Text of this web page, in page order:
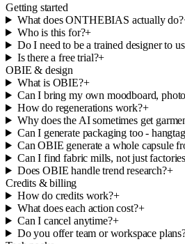
Getting started
What does ONTHEBIAS actually do?
Who is this for?+
Do I need to be a trained designer to
Is there a free trial?+
OBIE & design
What is OBIE?+
Can I bring my own moodboard,
How do regenerations work?+
Why does the AI sometimes get
Can I generate packaging too -
Can OBIE generate a whole capsule
Can I find fabric mills, not just
Does OBIE handle trend research?+
Credits & billing
How do credits work?+
What does each action cost?+
Can I cancel anytime?+
Do you offer team or workspace